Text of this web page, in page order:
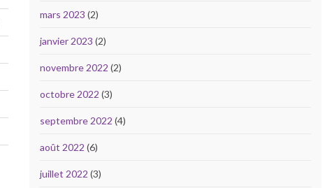
mars 2023 (2)
janvier 2023 (2)
novembre 2022 (2)
octobre 2022 (3)
septembre 2022 (4)
août 2022 (6)
juillet 2022 (3)